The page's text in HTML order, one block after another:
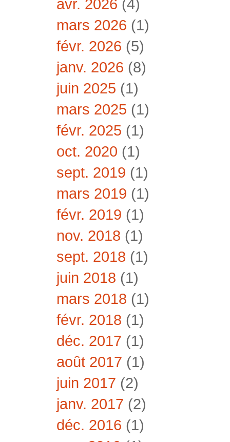
avr. 2026 (4)
mars 2026 (1)
févr. 2026 (5)
janv. 2026 (8)
juin 2025 (1)
mars 2025 (1)
févr. 2025 (1)
oct. 2020 (1)
sept. 2019 (1)
mars 2019 (1)
févr. 2019 (1)
nov. 2018 (1)
sept. 2018 (1)
juin 2018 (1)
mars 2018 (1)
févr. 2018 (1)
déc. 2017 (1)
août 2017 (1)
juin 2017 (2)
janv. 2017 (2)
déc. 2016 (1)